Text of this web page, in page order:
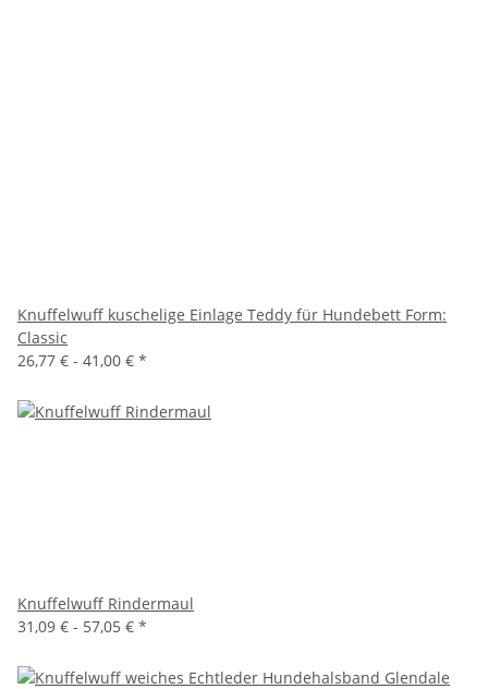
Knuffelwuff kuschelige Einlage Teddy für Hundebett Form:
Classic
26,77 € - 41,00 € *
Knuffelwuff Rindermaul
31,09 € - 57,05 € *